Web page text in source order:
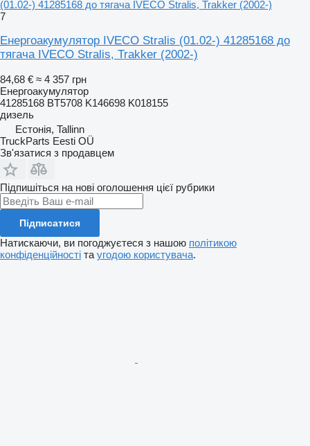
(01.02-) 41285168 до тягача IVECO Stralis, Trakker (2002-)
7
Енергоакумулятор IVECO Stralis (01.02-) 41285168 до
тягача IVECO Stralis, Trakker (2002-)
84,68 € ≈ 4 357 грн
Енергоакумулятор
41285168 BT5708 K146698 K018155
дизель
Естонія, Tallinn
TruckParts Eesti OÜ
Зв'язатися з продавцем
Підпишіться на нові оголошення цієї рубрики
Підписатися
Натискаючи, ви погоджуєтеся з нашою політикою
конфіденційності та угодою користувача.